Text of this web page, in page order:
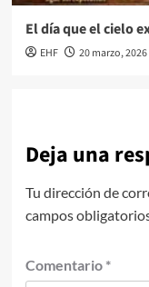
El día que el cielo
EHF 20 marzo, 2026
Deja una
Tu dirección de
campos
Comentario *